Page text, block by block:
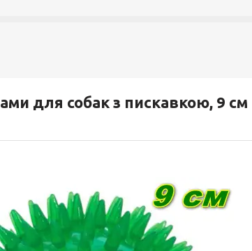
для собак з пискавкою, 9